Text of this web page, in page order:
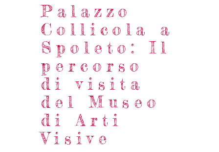
Palazzo
Collicola a
Spoleto: Il
percorso
di visita
del Museo
di Arti
Visive